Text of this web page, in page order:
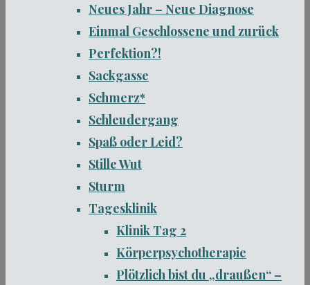
Neues Jahr – Neue Diagnose
Einmal Geschlossene und zurück
Perfektion?!
Sackgasse
Schmerz*
Schleudergang
Spaß oder Leid?
Stille Wut
Sturm
Tagesklinik
Klinik Tag 2
Körperpsychotherapie
Plötzlich bist du „draußen“ –